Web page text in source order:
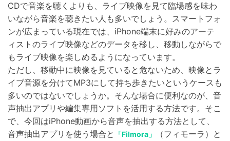
CDで音楽を聴くよりも、ライブ映像を見て臨場感を味わ
いながら音楽を聴きたい人も多いでしょう。スマートフォ
ンが広まっている現在では、iPhone端末に好みのアーテ
ィストのライブ映像などのデータを移し、移動しながらで
もライブ映像を楽しめるようになっています。
ただし、移動中に映像を見ていると危ないため、映像とラ
イブ音源を分けてMP3にして持ち歩きたいというケースも
多いのではないでしょうか。そんな場合に便利なのが、音
声抽出アプリや編集専用ソフトを活用する方法です。そこ
で、今回はiPhone動画から音声を抽出する方法として、
音声抽出アプリを使う場合と
「Filmora」
（フィモーラ）と